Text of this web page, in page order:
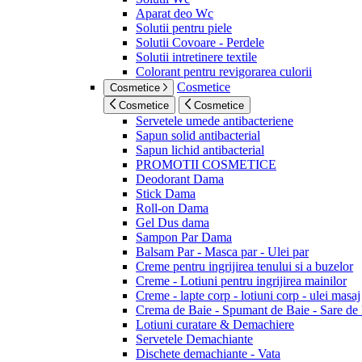
Aparat deo Wc
Solutii pentru piele
Solutii Covoare - Perdele
Solutii intretinere textile
Colorant pentru revigorarea culorii
Cosmetice Cosmetice
Cosmetice Cosmetice
Servetele umede antibacteriene
Sapun solid antibacterial
Sapun lichid antibacterial
PROMOTII COSMETICE
Deodorant Dama
Stick Dama
Roll-on Dama
Gel Dus dama
Sampon Par Dama
Balsam Par - Masca par - Ulei par
Creme pentru ingrijirea tenului si a buzelor
Creme - Lotiuni pentru ingrijirea mainilor
Creme - lapte corp - lotiuni corp - ulei masaj
Crema de Baie - Spumant de Baie - Sare de
Lotiuni curatare & Demachiere
Servetele Demachiante
Dischete demachiante - Vata